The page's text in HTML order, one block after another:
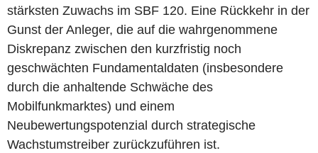
stärksten Zuwachs im SBF 120. Eine Rückkehr in der
Gunst der Anleger, die auf die wahrgenommene
Diskrepanz zwischen den kurzfristig noch
geschwächten Fundamentaldaten (insbesondere
durch die anhaltende Schwäche des
Mobilfunkmarktes) und einem
Neubewertungspotenzial durch strategische
Wachstumstreiber zurückzuführen ist.